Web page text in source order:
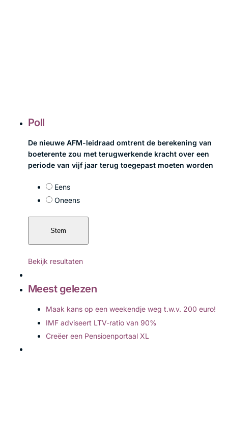
Poll
De nieuwe AFM-leidraad omtrent de berekening van
boeterente zou met terugwerkende kracht over een
periode van vijf jaar terug toegepast moeten worden
Eens
Oneens
Bekijk resultaten
Meest gelezen
Maak kans op een weekendje weg t.w.v. 200 euro!
IMF adviseert LTV-ratio van 90%
Creëer een Pensioenportaal XL